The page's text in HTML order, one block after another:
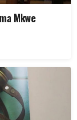
Mkwe